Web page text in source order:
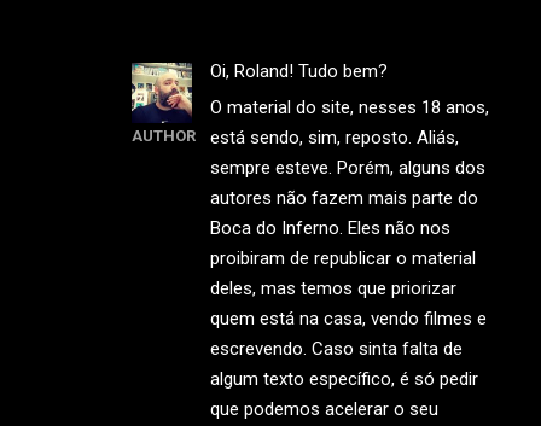
AUTHOR
Oi, Roland! Tudo bem?
O material do site, nesses 18 anos,
está sendo, sim, reposto. Aliás,
sempre esteve. Porém, alguns dos
autores não fazem mais parte do
Boca do Inferno. Eles não nos
proibiram de republicar o material
deles, mas temos que priorizar
quem está na casa, vendo filmes e
escrevendo. Caso sinta falta de
algum texto específico, é só pedir
que podemos acelerar o seu